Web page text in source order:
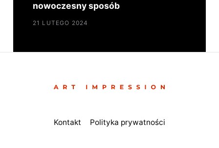
nowoczesny sposób
21 LUTEGO 2024
Kontakt Polityka prywatności